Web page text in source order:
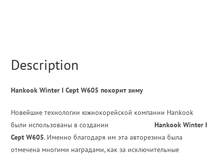
Description
Hankook Winter I Cept W605 покорит зиму
Новейшие технологии южнокорейской компании Hankook
были использованы в создании
Hankook Winter I
Cept W605. Именно благодаря им эта авторезина была
отмечена многими наградами, как за исключительные